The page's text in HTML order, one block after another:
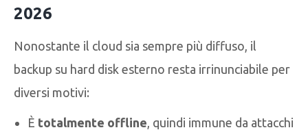
2026
Nonostante il cloud sia sempre più diffuso, il
backup su hard disk esterno resta irrinunciabile per
diversi motivi:
È totalmente offline , quindi immune da attacchi